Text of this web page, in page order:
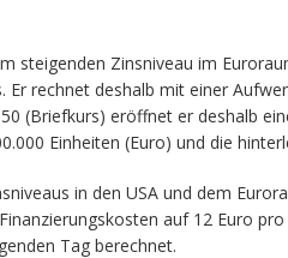
steigenden Zinsniveau im
Er rechnet deshalb mit einer
(Briefkurs) eröffnet er deshalb
Einheiten (Euro) und die
in den USA und dem
auf 12 Euro
Tag berechnet.